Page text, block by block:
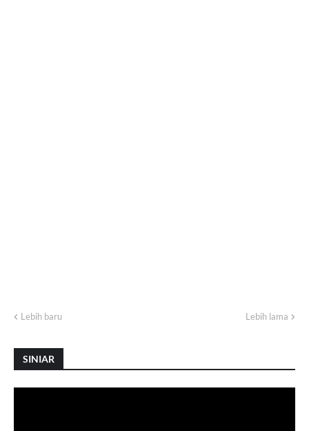
Lebih baru Lebih lama
SINIAR